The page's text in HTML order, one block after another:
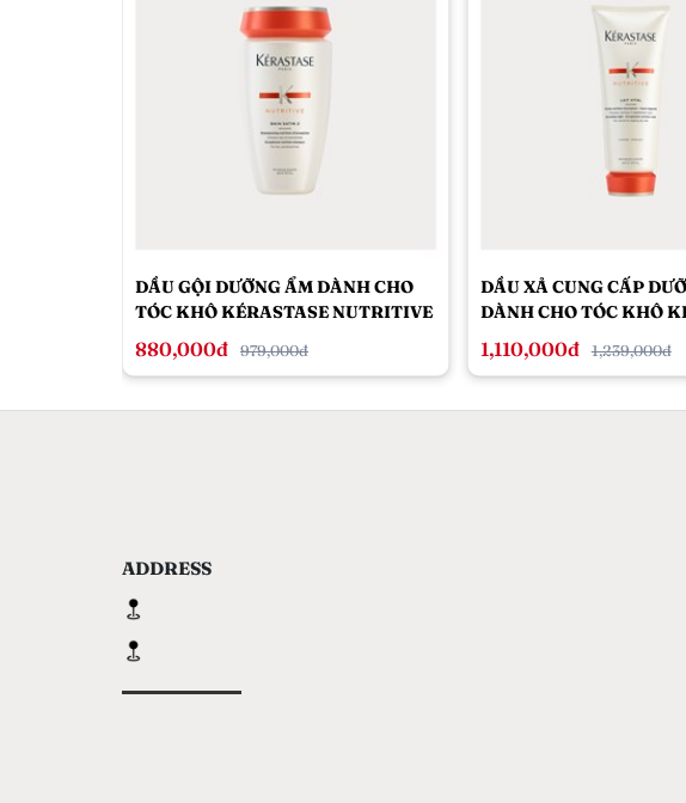
DẦU GỘI DƯỠNG ẨM DÀNH CHO
TÓC KHÔ KÉRASTASE NUTRITIVE
250ML
880,000đ 979,000đ
DẦU XẢ CUNG CẤP
DÀNH CHO TÓC KHÔ
NUTRITIVE LAIT VITAL
1,110,000đ 1,239,000đ
ADDRESS